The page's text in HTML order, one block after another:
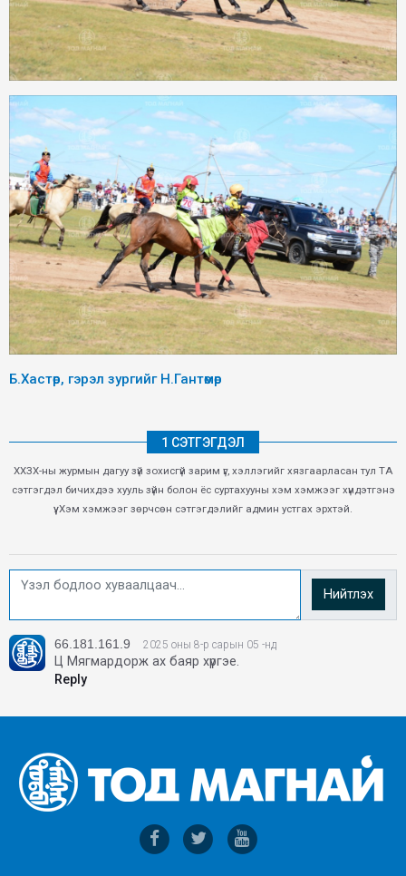
Б.Хастөр, гэрэл зургийг Н.Гантөмөр
1 СЭТГЭГДЭЛ
ХХЗХ-ны журмын дагуу зүй зохисгүй зарим үг, хэллэгийг хязгаарласан тул ТА
сэтгэгдэл бичихдээ хууль зүйн болон ёс суртахууны хэм хэмжээг хүндэтгэнэ
үү. Хэм хэмжээг зөрчсөн сэтгэгдэлийг админ устгах эрхтэй.
Нийтлэх
66.181.161.9 2025 оны 8-р сарын 05 -нд
Ц Мягмардорж ах баяр хүргэе.
Reply